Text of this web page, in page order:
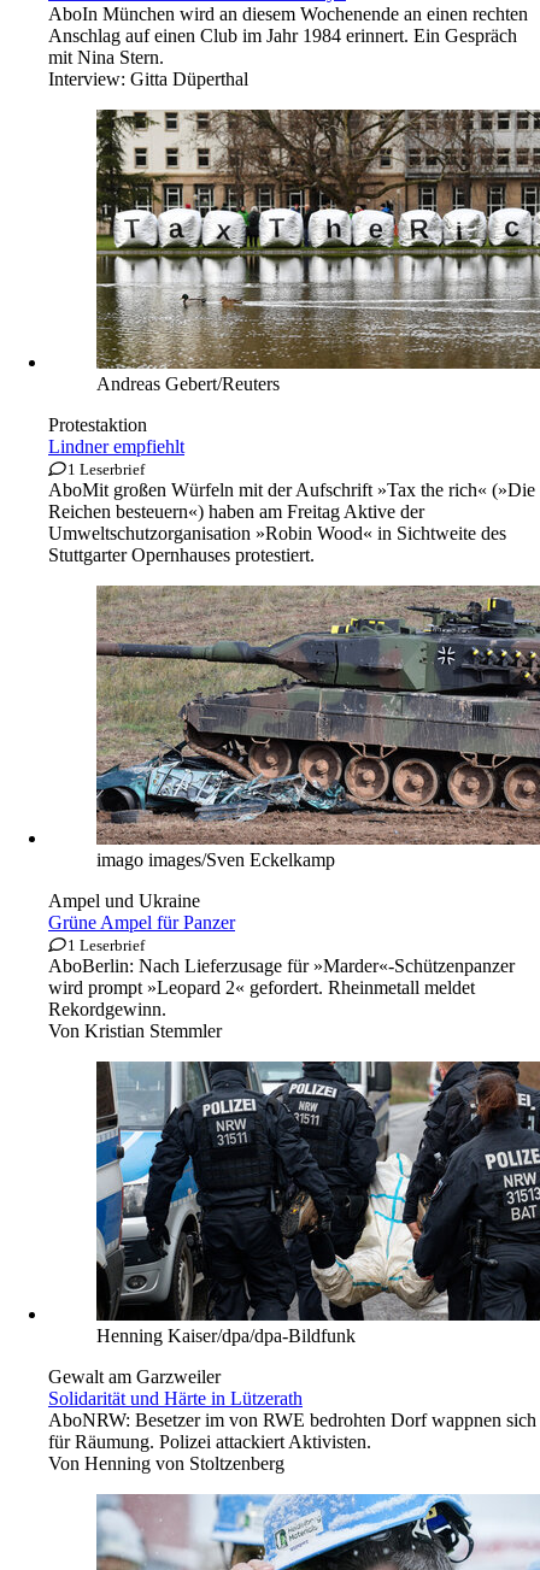
AboIn München wird an diesem Wochenende an einen rechten
Anschlag auf einen Club im Jahr 1984 erinnert. Ein Gespräch
mit Nina Stern.
Interview: Gitta Düperthal
Andreas Gebert/Reuters
Protestaktion
Lindner empfiehlt
1 Leserbrief
AboMit großen Würfeln mit der Aufschrift »Tax the rich« (»Die
Reichen besteuern«) haben am Freitag Aktive der
Umweltschutzorganisation »Robin Wood« in Sichtweite des
Stuttgarter Opernhauses protestiert.
imago images/Sven Eckelkamp
Ampel und Ukraine
Grüne Ampel für Panzer
1 Leserbrief
AboBerlin: Nach Lieferzusage für »Marder«-Schützenpanzer
wird prompt »Leopard 2« gefordert. Rheinmetall meldet
Rekordgewinn.
Von Kristian Stemmler
Henning Kaiser/dpa/dpa-Bildfunk
Gewalt am Garzweiler
Solidarität und Härte in Lützerath
AboNRW: Besetzer im von RWE bedrohten Dorf wappnen sich
für Räumung. Polizei attackiert Aktivisten.
Von Henning von Stoltzenberg